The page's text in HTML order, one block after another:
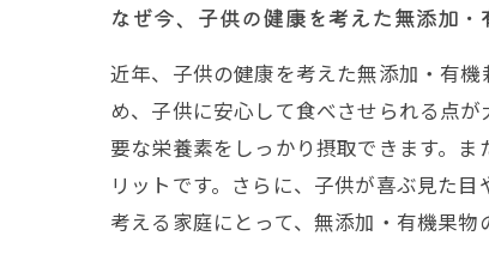
なぜ今、子供の健康を考えた無添加
近年、子供の健康を考えた無添加・有
め、子供に安心して食べさせられる点
要な栄養素をしっかり摂取できます。
リットです。さらに、子供が喜ぶ見た
考える家庭にとって、無添加・有機果物